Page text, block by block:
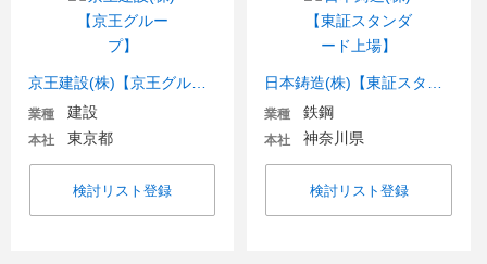
業種 建設
本社 東京都
検討リスト登録
業種 鉄鋼
本社 神奈川県
検討リスト登録